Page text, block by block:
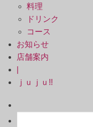
料理
ドリンク
コース
お知らせ
店舗案内
ｊｕｊｕ!!